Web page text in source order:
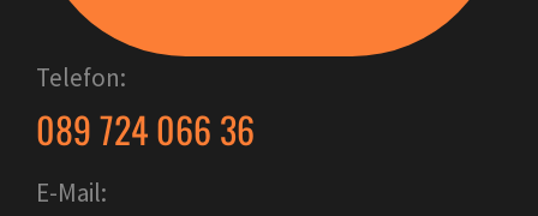
Telefon:
089 724 066 36
E-Mail: